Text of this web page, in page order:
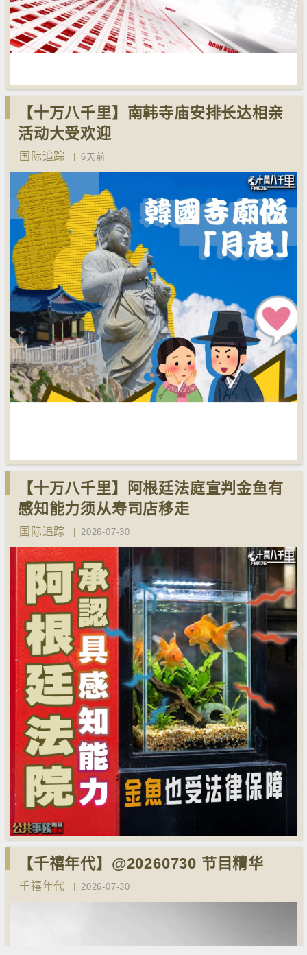
【十万八千里】南韩寺庙安排长达相亲
活动大受欢迎
国际追踪 6天前
【十万八千里】阿根廷法庭宣判金鱼有
感知能力须从寿司店移走
国际追踪 2026-07-30
【千禧年代】@20260730 节目精华
千禧年代 2026-07-30